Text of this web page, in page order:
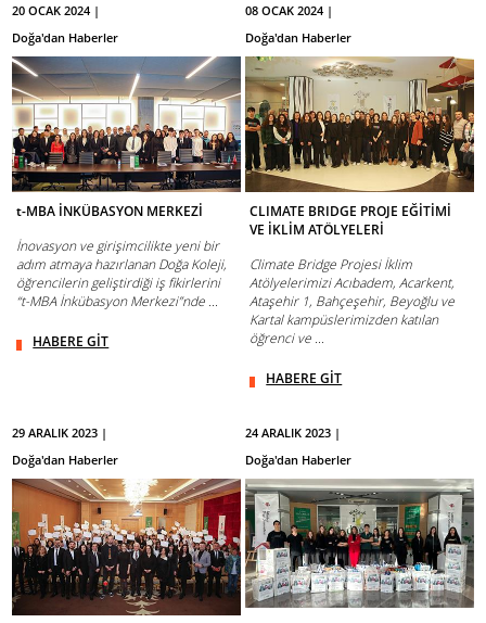
20 OCAK 2024 |
Doğa'dan Haberler
t-MBA İNKÜBASYON MERKEZİ
İnovasyon ve girişimcilikte yeni bir
adım atmaya hazırlanan Doğa Koleji,
öğrencilerin geliştirdiği iş fikirlerini
“t-MBA İnkübasyon Merkezi”nde ...
HABERE GİT
08 OCAK 2024 |
Doğa'dan Haberler
CLIMATE BRIDGE PROJE EĞİTİMİ
VE İKLİM ATÖLYELERİ
Climate Bridge Projesi İklim
Atölyelerimizi Acıbadem, Acarkent,
Ataşehir 1, Bahçeşehir, Beyoğlu ve
Kartal kampüslerimizden katılan
öğrenci ve ...
HABERE GİT
29 ARALIK 2023 |
Doğa'dan Haberler
24 ARALIK 2023 |
Doğa'dan Haberler